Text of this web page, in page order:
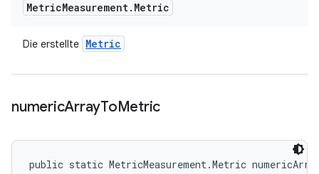
MetricMeasurement. Metric
Die erstellte Metric
numericArrayToMetric
public static MetricMeasurement.Metric